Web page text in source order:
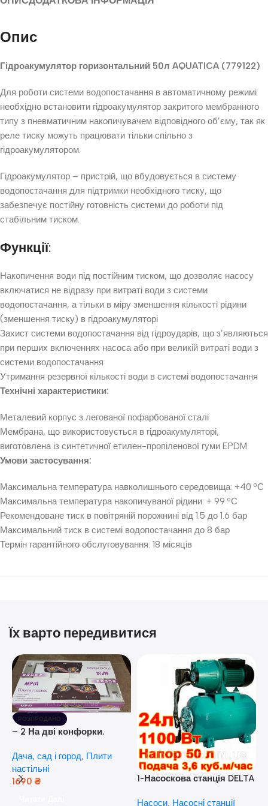
Опис
Гідроакумулятор горизонтальний 50л AQUATICA (779122)
Для роботи системи водопостачання в автоматичному режимі
необхідно встановити гідроакумулятор закритого мембранного
типу з пневматичним накопичувачем відповідного об’єму, так як
реле тиску можуть працювати тільки спільно з
гідроакумулятором.
Гідроакумулятор – пристрій, що вбудовується в систему
водопостачання для підтримки необхідного тиску, що
забезпечує постійну готовність системи до роботи під
стабільним тиском.
Функції:
Накопичення води під постійним тиском, що дозволяє насосу
включатися не відразу при витраті води з системи
водопостачання, а тільки в міру зменшення кількості рідини
(зменшення тиску) в гідроакумуляторі
Захист системи водопостачання від гідроударів, що з’являються
при перших включеннях насоса або при великій витраті води з
системи водопостачання
Утримання резервної кількості води в системі водопостачання
Технічні характеристики:
Металевий корпус з легованої пофарбованої сталі
Мембрана, що використовується в гідроакумуляторі,
виготовлена із синтетичної етилен-пропіленової гуми EPDM
Умови застосування:
Максимальна температура навколишнього середовища: +40 ºС
Максимальна температура накопичуваної рідини: + 99 ºС
Рекомендоване тиск в повітряній порожнині від 1.5 до 1.6 бар
Максимальний тиск в системі водопостачання до 8 бар
Термін гарантійного обслуговування: 18 місяців
Їх варто передивитися
РОЗПРОДАНО
– 2 На дві конфорки,
розпалюванням.
Дача, сад і город, Плити
настільні
1690 ₴
1-Насоскова станція DELTA
кВт) ( Польща)
Насоси, Насосні станції